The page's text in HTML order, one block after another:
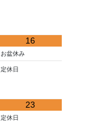
16
お盆休み
定休日
23
定休日